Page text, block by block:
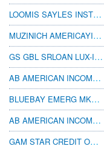
LOOMIS SAYLES INSTL HIGH INC I/A USD
MUZINICH AMERICAYIELD HGBP INC A
GS GBL SRLOAN LUX-I DISM JPY(HG I)
AB AMERICAN INCOME BT AUD H
BLUEBAY EMERG MKT LCL CCY BD I EUR (AID)
AB AMERICAN INCOME BT CAD H
GAM STAR CREDIT OPPS (GBP) GBP ACC